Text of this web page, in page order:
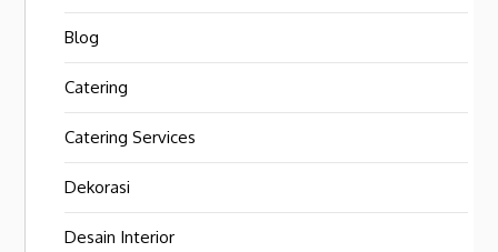
Blog
Catering
Catering Services
Dekorasi
Desain Interior